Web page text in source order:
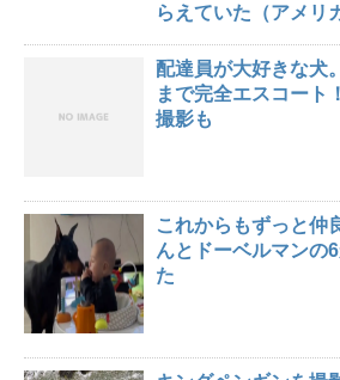
らえていた（アメリ
配達員が大好きな犬
まで完全エスコート
撮影も
これからもずっと仲
んとドーベルマンの
た